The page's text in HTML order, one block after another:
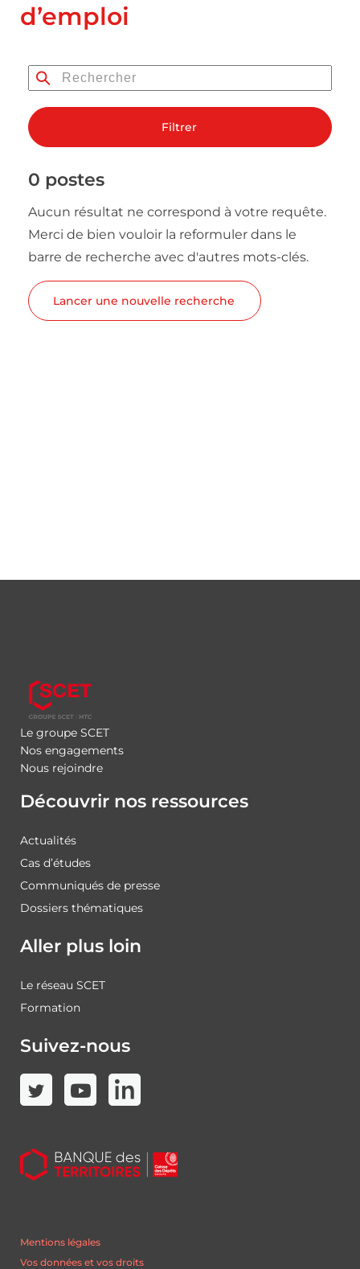
d’emploi
Filtrer
0 postes
Aucun résultat ne correspond à votre requête.
Merci de bien vouloir la reformuler dans le
barre de recherche avec d'autres mots-clés.
Lancer une nouvelle recherche
Le groupe SCET
Nos engagements
Nous rejoindre
Découvrir nos ressources
Actualités
Cas d’études
Communiqués de presse
Dossiers thématiques
Aller plus loin
Le réseau SCET
Formation
Suivez-nous
Mentions légales
Vos données et vos droits